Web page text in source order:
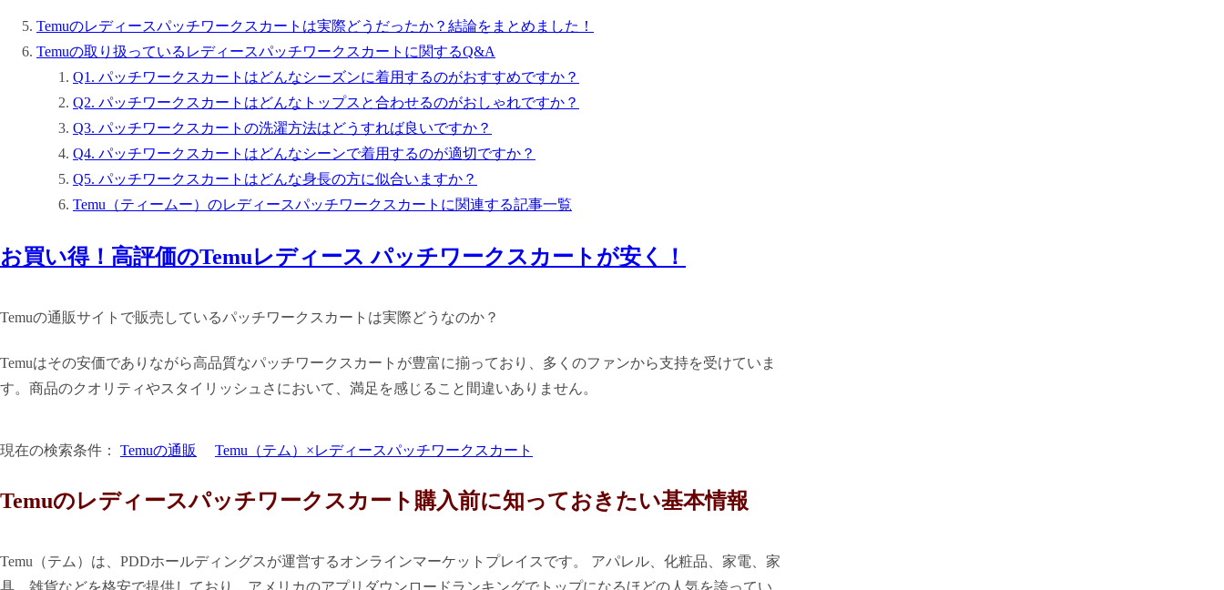
Temuのレディースパッチワークスカートは実際どうだったか？結論をまとめました！
Temuの取り扱っているレディースパッチワークスカートに関するQ&A
Q1. パッチワークスカートはどんなシーズンに着用するのがおすすめですか？
Q2. パッチワークスカートはどんなトップスと合わせるのがおしゃれですか？
Q3. パッチワークスカートの洗濯方法はどうすれば良いですか？
Q4. パッチワークスカートはどんなシーンで着用するのが適切ですか？
Q5. パッチワークスカートはどんな身長の方に似合いますか？
Temu（ティームー）のレディースパッチワークスカートに関連する記事一覧
お買い得！高評価のTemuレディース パッチワークスカートが安く！
Temuの通販サイトで販売しているパッチワークスカートは実際どうなのか？
Temuはその安価でありながら高品質なパッチワークスカートが豊富に揃っており、多くのファンから支持を受けていま
す。商品のクオリティやスタイリッシュさにおいて、満足を感じること間違いありません。
現在の検索条件： Temuの通販 Temu（テム）×レディースパッチワークスカート
Temuのレディースパッチワークスカート購入前に知っておきたい基本情報
Temu（テム）は、PDDホールディングスが運営するオンラインマーケットプレイスです。 アパレル、化粧品、家電、家
具、雑貨などを格安で提供しており、アメリカのアプリダウンロードランキングでトップになるほどの人気を誇ってい